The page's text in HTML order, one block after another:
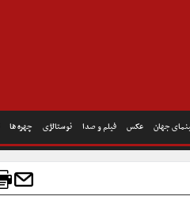
جهان عکس فیلم و صدا نوستالژی چهره ها